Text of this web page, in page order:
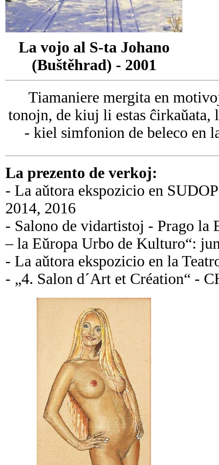
La vojo al S-ta Johano
(Buštěhrad) - 2001
Tiamaniere mergita en
tonojn, de kiuj li estas
- kiel simfonion de beleco en
La prezento de verkoj:
- La aǔtora ekspozicio en
2014, 2016
- Salono de vidartistoj - Prago la
– la Eǔropa Urbo de Kulturo“:
- La aǔtora ekspozicio en la
- „4. Salon d´Art et Création“ -